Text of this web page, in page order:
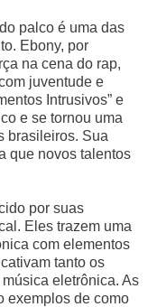
palco é uma das
Ebony, por
na cena do rap,
juventude e
Intrusivos” e
e se tornou uma
brasileiros. Sua
que novos talentos
por suas
Eles trazem uma
com elementos
tanto os
eletrônica. As
exemplos de como